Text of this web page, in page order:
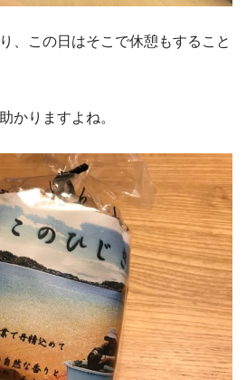
、この日はそこで休憩もすること
かりますよね。